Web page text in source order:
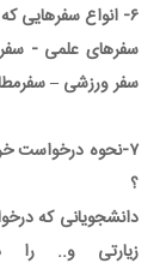
۶- انواع سفرهایی که مورد استفاده مشمولان می باشد کدام است؟
سفرهای علمی -
سفر ورزشی –
۷-نحوه درخواست
؟
دانشجویانی که
زیارتی و.. را